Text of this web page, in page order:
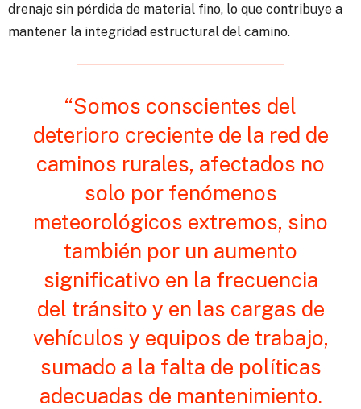
drenaje sin pérdida de material fino, lo que contribuye a
mantener la integridad estructural del camino.
“Somos conscientes del
deterioro creciente de la red de
caminos rurales, afectados no
solo por fenómenos
meteorológicos extremos, sino
también por un aumento
significativo en la frecuencia
del tránsito y en las cargas de
vehículos y equipos de trabajo,
sumado a la falta de políticas
adecuadas de mantenimiento.